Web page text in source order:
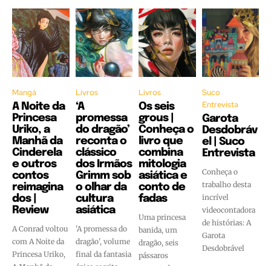
Mangá
A Noite da
Princesa
Uriko, a
Manhã da
Cinderela
e outros
contos
reimagina
dos |
Review
A Conrad voltou
com A Noite da
Princesa Uriko,
Livros
‘A
promessa
do dragão’
reconta o
clássico
dos Irmãos
Grimm sob
o olhar da
cultura
asiática
'A promessa do
dragão', volume
final da fantasia
Livros
Os seis
grous |
Conheça o
livro que
combina
mitologia
asiática e
conto de
fadas
Uma princesa
banida, um
dragão, seis
pássaros
Suco
Entrevista
Garota
Desdobráv
el | Suco
Entrevista
Conheça o
trabalho desta
incrível
videocontadora
de histórias: A
Garota
Desdobrável